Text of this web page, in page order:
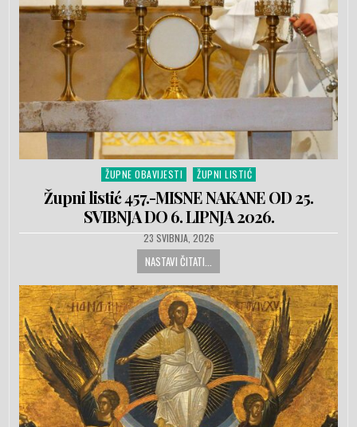
Posted in
ŽUPNE OBAVIJESTI ŽUPNI LISTIĆ
Župni listić 457.-MISNE NAKANE OD 25.
SVIBNJA DO 6. LIPNJA 2026.
PUBLISHED DATE:
23 SVIBNJA, 2026
NASTAVI ČITATI...